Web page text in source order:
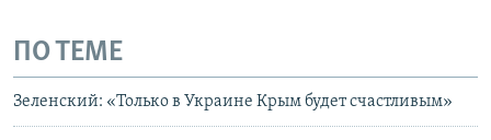
ПО ТЕМЕ
Зеленский: «Только в Украине Крым будет счастливым»